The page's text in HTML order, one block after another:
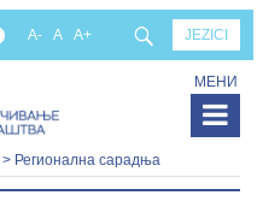
JEZICI
A- A A+
МЕНИ
> Регионална сарадња